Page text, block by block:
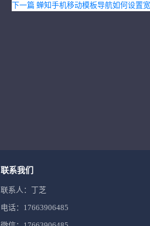
下一篇 蝉知手机移动模板导航如何设置
联系我们
联系人：丁芝
电话：17663906485